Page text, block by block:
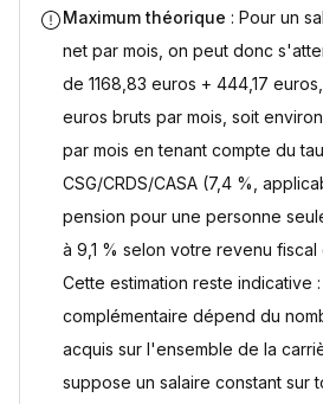
Maximum théorique : Pour un
net par mois, on peut donc
de 1168,83 euros + 444,17
euros bruts par mois, soit
par mois en tenant compte du
CSG/CRDS/CASA (7,4 %,
pension pour une personne
à 9,1 % selon votre revenu
Cette estimation reste indicative
complémentaire dépend du
acquis sur l'ensemble de la
suppose un salaire constant sur